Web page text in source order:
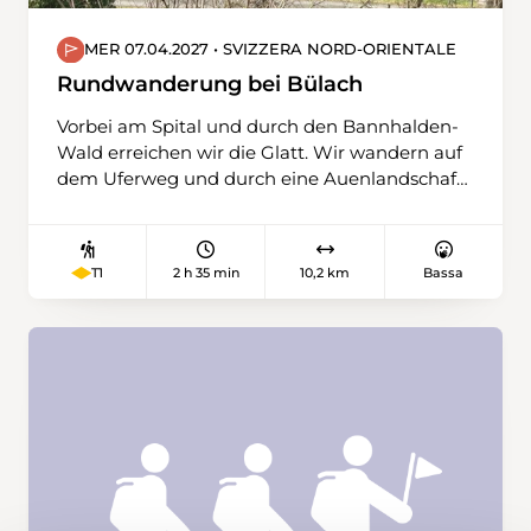
MER 07.04.2027 • SVIZZERA NORD-ORIENTALE
Rundwanderung bei Bülach
Vorbei am Spital und durch den Bannhalden-
Wald erreichen wir die Glatt. Wir wandern auf
dem Uferweg und durch eine Auenlandschaft
zur Station Glattfelden hinauf. Entlang der
Bahnlinie Schaffhausen – Bülach geht es
Strassenverkehrsamt überqueren wir die
Bahnhof Bülach oder für einen Schlusstrunk in
die Altstadt von Bülach.
T1 2 h 35 min 10,2 km Bassa